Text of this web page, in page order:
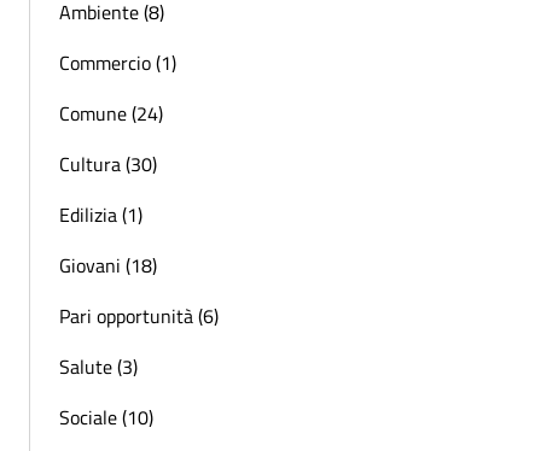
Ambiente (8)
Commercio (1)
Comune (24)
Cultura (30)
Edilizia (1)
Giovani (18)
Pari opportunità (6)
Salute (3)
Sociale (10)